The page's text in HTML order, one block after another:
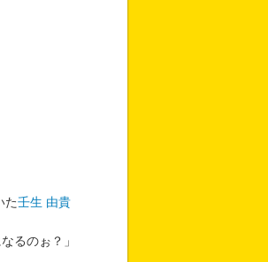
た壬生 由貴
るのぉ？」